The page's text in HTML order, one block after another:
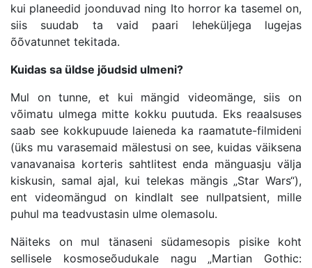
kui planeedid joonduvad ning Ito horror ka tasemel on,
siis suudab ta vaid paari leheküljega lugejas
õõvatunnet tekitada.
Kuidas sa üldse jõudsid ulmeni?
Mul on tunne, et kui mängid videomänge, siis on
võimatu ulmega mitte kokku puutuda. Eks reaalsuses
saab see kokkupuude laieneda ka raamatute-filmideni
(üks mu varasemaid mälestusi on see, kuidas väiksena
vanavanaisa korteris sahtlitest enda mänguasju välja
kiskusin, samal ajal, kui telekas mängis „Star Wars“),
ent videomängud on kindlalt see nullpatsient, mille
puhul ma teadvustasin ulme olemasolu.
Näiteks on mul tänaseni südamesopis pisike koht
sellisele kosmoseõudukale nagu „Martian Gothic: